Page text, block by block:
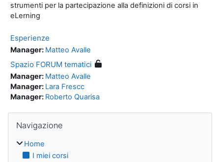
strumenti per la partecipazione alla definizioni di corsi in
eLerning
Esperienze
Manager: Matteo Avalle
Spazio FORUM tematici
Manager: Matteo Avalle
Manager: Lara Frescc
Manager: Roberto Quarisa
Blocchi
Navigazione
Home
I miei corsi